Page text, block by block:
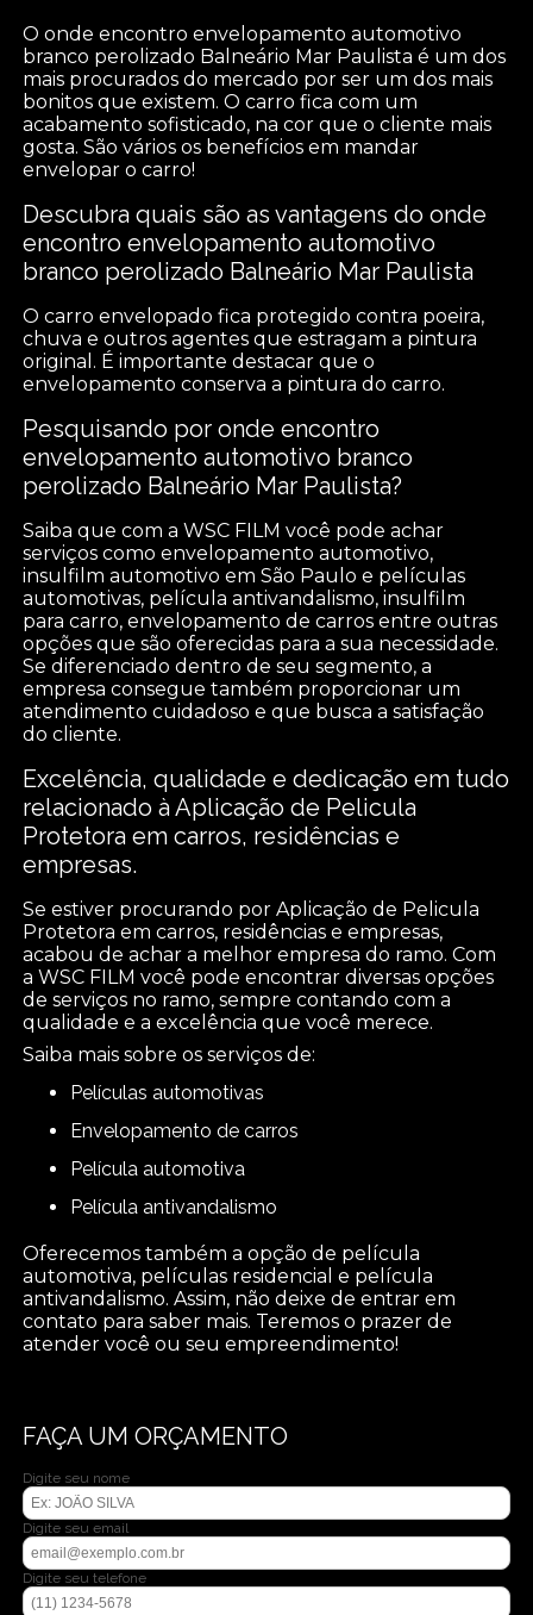
O onde encontro envelopamento automotivo
branco perolizado Balneário Mar Paulista é um dos
mais procurados do mercado por ser um dos mais
bonitos que existem. O carro fica com um
acabamento sofisticado, na cor que o cliente mais
gosta. São vários os benefícios em mandar
envelopar o carro!
Descubra quais são as vantagens do onde
encontro envelopamento automotivo
branco perolizado Balneário Mar Paulista
O carro envelopado fica protegido contra poeira,
chuva e outros agentes que estragam a pintura
original. É importante destacar que o
envelopamento conserva a pintura do carro.
Pesquisando por onde encontro
envelopamento automotivo branco
perolizado Balneário Mar Paulista?
Saiba que com a WSC FILM você pode achar
serviços como envelopamento automotivo,
insulfilm automotivo em São Paulo e películas
automotivas, película antivandalismo, insulfilm
para carro, envelopamento de carros entre outras
opções que são oferecidas para a sua necessidade.
Se diferenciado dentro de seu segmento, a
empresa consegue também proporcionar um
atendimento cuidadoso e que busca a satisfação
do cliente.
Excelência, qualidade e dedicação em tudo
relacionado à Aplicação de Pelicula
Protetora em carros, residências e
empresas.
Se estiver procurando por Aplicação de Pelicula
Protetora em carros, residências e empresas,
acabou de achar a melhor empresa do ramo. Com
a WSC FILM você pode encontrar diversas opções
de serviços no ramo, sempre contando com a
qualidade e a excelência que você merece.
Saiba mais sobre os serviços de:
películas automotivas
envelopamento de carros
película automotiva
película antivandalismo
Oferecemos também a opção de película
automotiva, películas residencial e película
antivandalismo. Assim, não deixe de entrar em
contato para saber mais. Teremos o prazer de
atender você ou seu empreendimento!
FAÇA UM ORÇAMENTO
Digite seu nome
Digite seu email
Digite seu telefone